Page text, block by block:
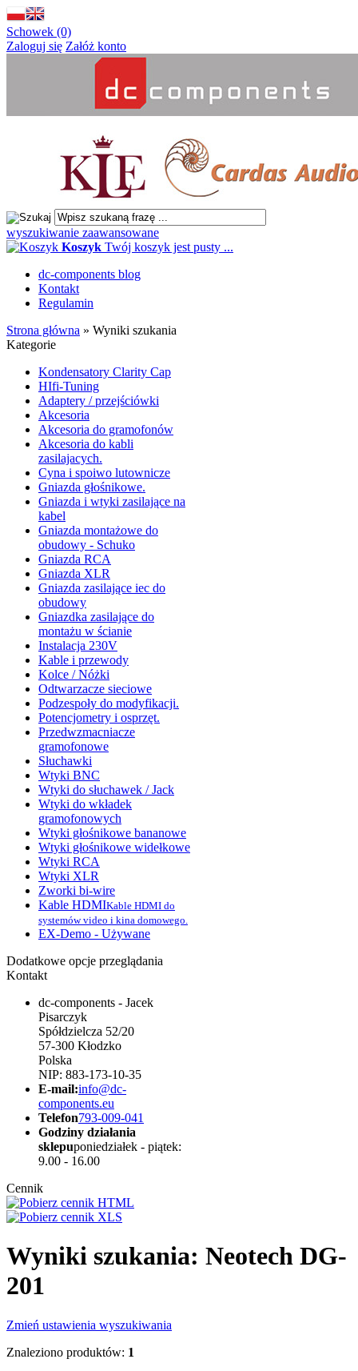
Schowek (0)
Zaloguj się Załóż konto
wyszukiwanie zaawansowane
Koszyk Twój koszyk jest pusty ...
dc-components blog
Kontakt
Regulamin
Strona główna » Wyniki szukania
Kategorie
Kondensatory Clarity Cap
HIfi-Tuning
Adaptery / przejściówki
Akcesoria
Akcesoria do gramofonów
Akcesoria do kabli
zasilajacych.
Cyna i spoiwo lutownicze
Gniazda głośnikowe.
Gniazda i wtyki zasilające na
kabel
Gniazda montażowe do
obudowy - Schuko
Gniazda RCA
Gniazda XLR
Gniazda zasilające iec do
obudowy
Gniazdka zasilające do
montażu w ścianie
Instalacja 230V
Kable i przewody
Kolce / Nóżki
Odtwarzacze sieciowe
Podzespoły do modyfikacji.
Potencjometry i osprzęt.
Przedwzmacniacze
gramofonowe
Słuchawki
Wtyki BNC
Wtyki do słuchawek / Jack
Wtyki do wkładek
gramofonowych
Wtyki głośnikowe bananowe
Wtyki głośnikowe widełkowe
Wtyki RCA
Wtyki XLR
Zworki bi-wire
Kable HDMIKable HDMI do
systemów video i kina domowego.
EX-Demo - Używane
Dodatkowe opcje przeglądania
Kontakt
dc-components - Jacek
Pisarczyk
Spółdzielcza 52/20
57-300 Kłodzko
Polska
NIP: 883-173-10-35
E-mail:info@dc-
components.eu
Telefon793-009-041
Godziny działania
sklepuponiedziałek - piątek:
9.00 - 16.00
Cennik
Wyniki szukania: Neotech DG-
201
Zmień ustawienia wyszukiwania
Znaleziono produktów: 1